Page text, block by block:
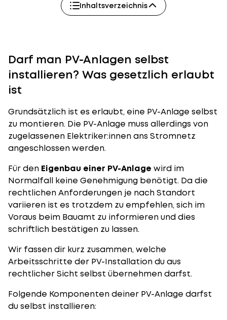
Inhaltsverzeichnis
Darf man PV-Anlagen selbst
installieren? Was gesetzlich erlaubt
ist
Grundsätzlich ist es erlaubt, eine PV-Anlage selbst
zu montieren. Die PV-Anlage muss allerdings von
zugelassenen Elektriker:innen ans Stromnetz
angeschlossen werden.
Für den Eigenbau einer PV-Anlage wird im
Normalfall keine Genehmigung benötigt. Da die
rechtlichen Anforderungen je nach Standort
variieren ist es trotzdem zu empfehlen, sich im
Voraus beim Bauamt zu informieren und dies
schriftlich bestätigen zu lassen.
Wir fassen dir kurz zusammen, welche
Arbeitsschritte der PV-Installationdu aus
rechtlicher Sicht selbst übernehmen darfst.
Folgende Komponenten deiner PV-Anlage darfst
du selbst installieren: